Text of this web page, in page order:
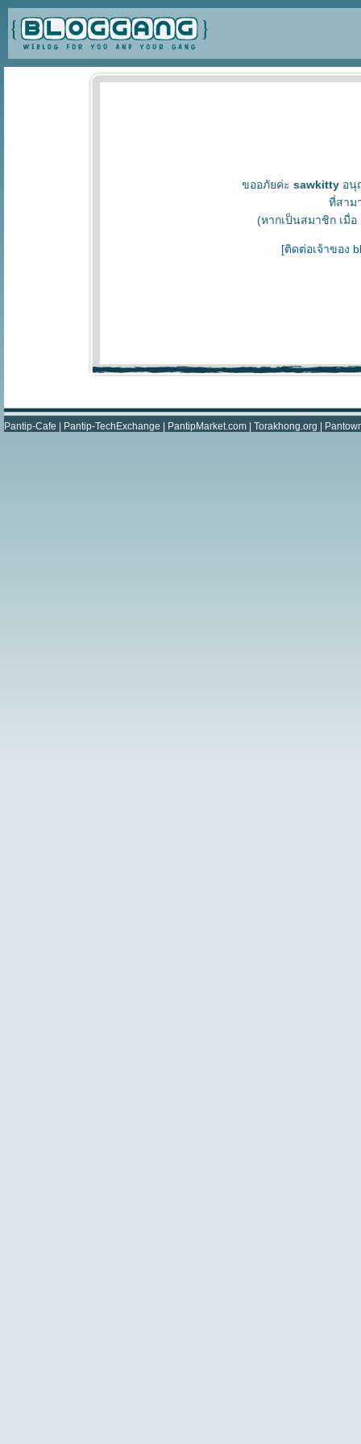
ขออภัยค่ะ sawkittyอนุ
ที่สาม
(หากเป็นสมาชิก เมื่
[ติดต่อเจ้าของ
Pantip-Cafe Pantip-TechExchange PantipMarket.com Torakhong.org